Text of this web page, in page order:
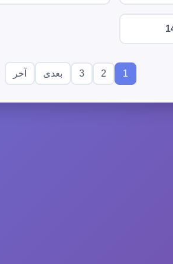
1
2
3 بعدی آخر